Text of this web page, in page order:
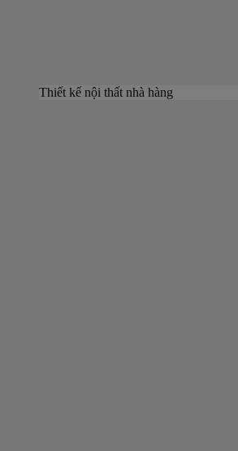
Thiết kế nội thất nhà hàng